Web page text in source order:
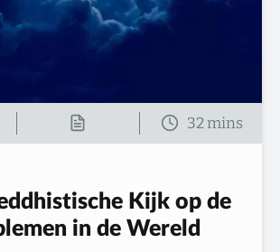
Kijk op de
in de Wereld